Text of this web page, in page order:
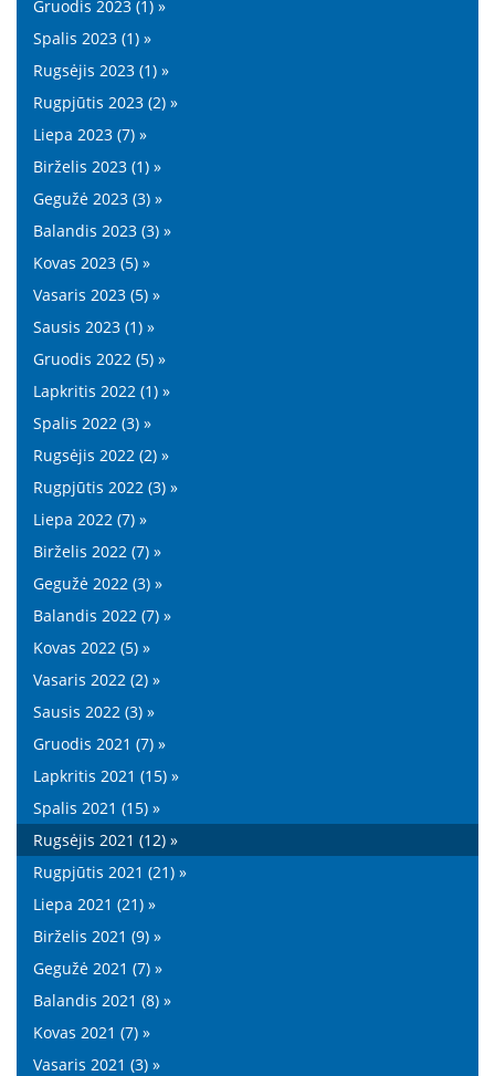
Gruodis 2023 (1) »
Spalis 2023 (1) »
Rugsėjis 2023 (1) »
Rugpjūtis 2023 (2) »
Liepa 2023 (7) »
Birželis 2023 (1) »
Gegužė 2023 (3) »
Balandis 2023 (3) »
Kovas 2023 (5) »
Vasaris 2023 (5) »
Sausis 2023 (1) »
Gruodis 2022 (5) »
Lapkritis 2022 (1) »
Spalis 2022 (3) »
Rugsėjis 2022 (2) »
Rugpjūtis 2022 (3) »
Liepa 2022 (7) »
Birželis 2022 (7) »
Gegužė 2022 (3) »
Balandis 2022 (7) »
Kovas 2022 (5) »
Vasaris 2022 (2) »
Sausis 2022 (3) »
Gruodis 2021 (7) »
Lapkritis 2021 (15) »
Spalis 2021 (15) »
Rugsėjis 2021 (12) »
Rugpjūtis 2021 (21) »
Liepa 2021 (21) »
Birželis 2021 (9) »
Gegužė 2021 (7) »
Balandis 2021 (8) »
Kovas 2021 (7) »
Vasaris 2021 (3) »